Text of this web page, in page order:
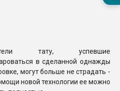
бутылок
ПЕРЕЙТИ НА
тату, успевшие
в сделанной однажды
могут больше не страдать -
новой технологии ее можно